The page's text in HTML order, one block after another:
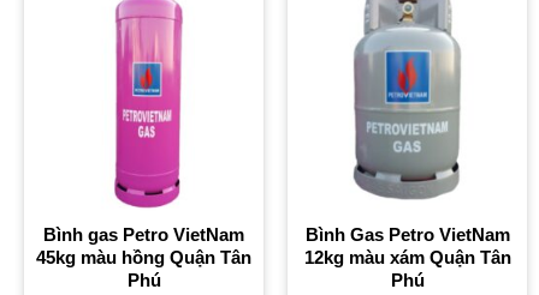
Bình gas Petro VietNam
45kg màu hồng Quận Tân
Phú
Bình Gas Petro VietNam
12kg màu xám Quận Tân
Phú